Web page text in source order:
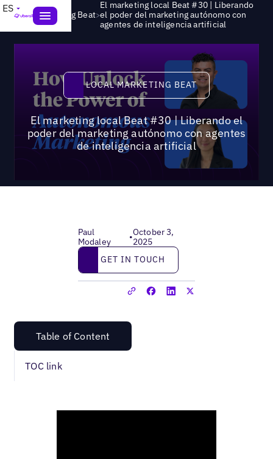
ES
Local Marketing Beat>
El marketing local Beat #30 | Liberando
el poder del marketing autónomo con
agentes de inteligencia artificial
Local Marketing Beat
LOCAL MARKETING BEAT
El marketing local Beat #30 | Liberando el
poder del marketing autónomo con agentes
de inteligencia artificial
Paul
Modaley
•October 3,
2025
Get in touch
GET IN TOUCH
Table of Content
TOC link